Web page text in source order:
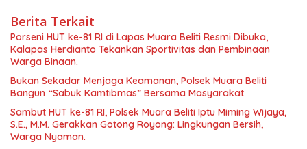
Berita Terkait
Porseni HUT ke-81 RI di Lapas Muara Beliti Resmi Dibuka,
Kalapas Herdianto Tekankan Sportivitas dan Pembinaan
Warga Binaan.
Bukan Sekadar Menjaga Keamanan, Polsek Muara Beliti
Bangun “Sabuk Kamtibmas” Bersama Masyarakat
Sambut HUT ke-81 RI, Polsek Muara Beliti Iptu Miming Wijaya,
S.E., M.M. Gerakkan Gotong Royong: Lingkungan Bersih,
Warga Nyaman.